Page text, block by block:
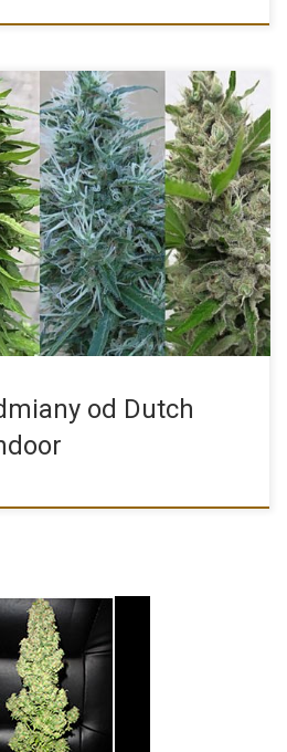
mamy niezliczoną ilość nasion
od Dutch